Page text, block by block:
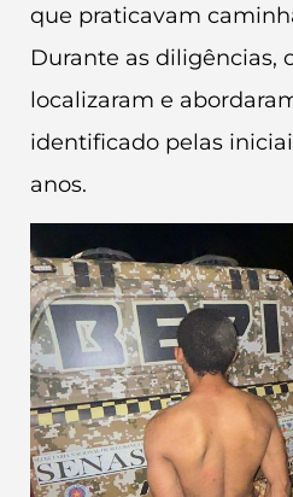
que praticavam
Durante as diligências,
localizaram e
identificado pelas
anos.